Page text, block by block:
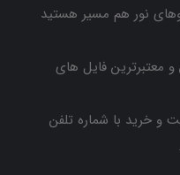
نور هم مسیر هستید
معتبرترین فایل های
خرید با شماره تلفن